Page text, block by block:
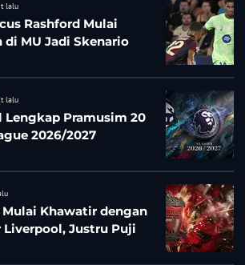
lalu
Rashford Mulai
di MU Jadi Skenario
lalu
Lengkap Pramusim 20
2026/2027
Mulai Khawatir dengan
Liverpool, Justru Puji